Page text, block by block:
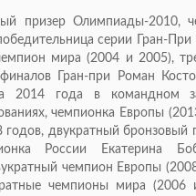
призер Олимпиады-2010,
серии Гран-
мира (2004 и 2005),
Гран-при Роман
2014 года в командном
чемпионка Европы
двукратный бронзовый
России Екатерина
чемпион Европы
чемпионы мира (2006